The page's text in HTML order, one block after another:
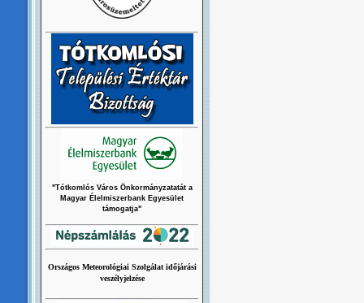
"Tótkomlós Város Önkormányzatatát a
Magyar Élelmiszerbank Egyesület
támogatja"
Országos Meteorológiai Szolgálat időjárási
veszélyjelzése